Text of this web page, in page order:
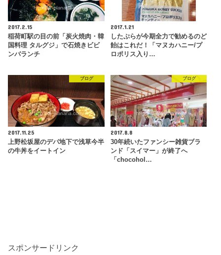
2017.2.15
稲荷町駅の目の前「炭火焼肉・韓
国料理 タルグジ」で石焼きビビ
ンバランチ
2017.1.21
したぷらが今期全力で勧めるのど
飴はこれだ！「マヌカハニー/プ
ロポリス入り…
ブログ
2017.11.25
上野松坂屋のデパ地下で浅草今半
の牛丼をイートイン
ブログ
2017.8.8
30年続いたファンシー雑貨ブラ
ンド「スイマー」が終了へ
「chocohol…
スポンサードリンク